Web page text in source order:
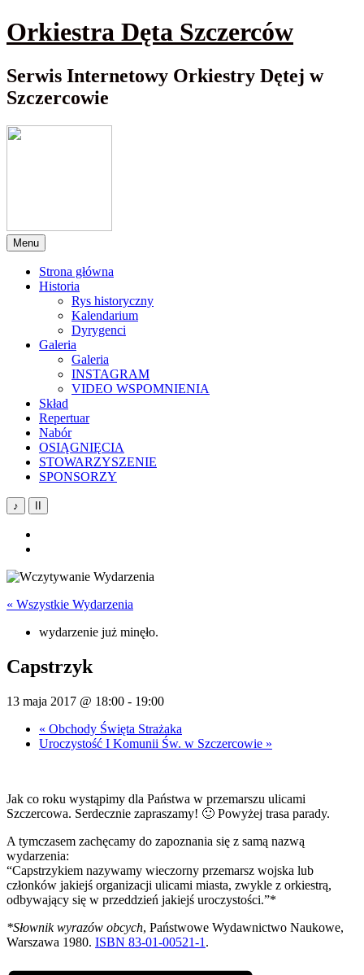
Przewiń
do
Orkiestra Dęta Szczerców
Serwis Internetowy Orkiestry Dętej w
Szczercowie
Menu
Strona główna
Historia
Rys historyczny
Kalendarium
Dyrygenci
Galeria
Galeria
INSTAGRAM
VIDEO WSPOMNIENIA
Skład
Repertuar
Nabór
OSIĄGNIĘCIA
STOWARZYSZENIE
SPONSORZY
♪
« Wszystkie Wydarzenia
wydarzenie już minęło.
Capstrzyk
13 maja 2017 @ 18:00 - 19:00
« Obchody Święta Strażaka
Uroczystość I Komunii Św. w Szczercowie »
Jak co roku wystąpimy dla Państwa w przemarszu ulicami
Szczercowa. Serdecznie zapraszamy! 🙂 Powyżej trasa parady.
A tymczasem zachęcamy do zapoznania się z samą nazwą
wydarzenia:
“Capstrzykiem nazywamy wieczorny przemarsz wojska lub
członków jakiejś organizacji ulicami miasta, zwykle z orkiestrą,
odbywający się w przeddzień jakiejś uroczystości.”*
*Słownik wyrazów obcych, Państwowe Wydawnictwo Naukowe,
Warszawa 1980. ​ ISBN 83-01-00521-1 ​.